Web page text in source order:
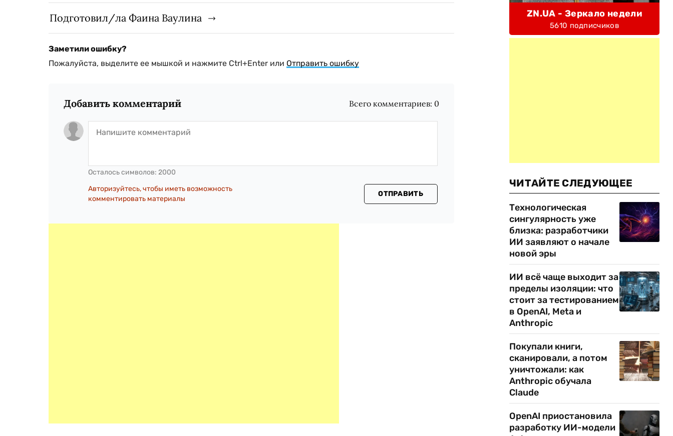
Подготовил/ла Фаина Ваулина
Заметили ошибку?
Пожалуйста, выделите ее мышкой и нажмите Ctrl+Enter или Отправить ошибку
Добавить комментарий Всего комментариев: 0
Осталось символов: 2000
Авторизуйтесь, чтобы иметь возможность
комментировать материалы
ОТПРАВИТЬ
ZN.UA - Зеркало недели
5610 подписчиков
ЧИТАЙТЕ СЛЕДУЮЩЕЕ
Технологическая
сингулярность уже
близка: разработчики
ИИ заявляют о начале
новой эры
ИИ всё чаще выходит за
пределы изоляции: что
стоит за тестированием
в OpenAI, Meta и
Anthropic
Покупали книги,
сканировали, а потом
уничтожали: как
Anthropic обучала
Claude
OpenAI приостановила
разработку ИИ-модели